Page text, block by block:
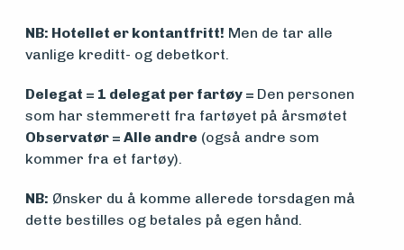
NB: Hotellet er kontantfritt! Men de tar alle
vanlige kreditt- og debetkort.
Delegat = 1 delegat per fartøy = Den personen
som har stemmerett fra fartøyet på årsmøtet
Observatør = Alle andre (også andre som
kommer fra et fartøy).
NB: Ønsker du å komme allerede torsdagen må
dette bestilles og betales på egen hånd.